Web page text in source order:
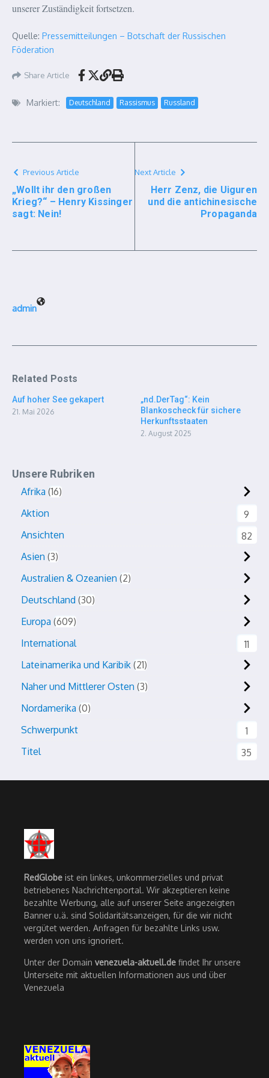
unserer Zuständigkeit fortsetzen.
Quelle: Pressemitteilungen – Botschaft der Russischen
Föderation
Share Article
Markiert: Deutschland Rassismus Russland
Previous Article
„Wollt ihr den großen
Krieg?“ – Henry Kissinger
sagt: Nein!
Next Article
Herr Zenz, die Uiguren
und die antichinesische
Propaganda
admin
Related Posts
Auf hoher See gekapert
21. Mai 2026
„nd.DerTag“: Kein
Blankoscheck für sichere
Herkunftsstaaten
2. August 2025
Unsere Rubriken
Afrika 16
Aktion
9
Ansichten
82
Asien 3
Australien & Ozeanien 2
Deutschland 30
Europa 609
International
11
Lateinamerika und Karibik 21
Naher und Mittlerer Osten 3
Nordamerika 0
Schwerpunkt
1
Titel
35
RedGlobe ist ein linkes, unkommerzielles und privat
betriebenes Nachrichtenportal. Wir akzeptieren keine
bezahlte Werbung, alle auf unserer Seite angezeigten
Banner u.ä. sind Solidaritätsanzeigen, für die wir nicht
vergütet werden. Anfragen für bezahlte Links usw.
werden von uns ignoriert.
Unter der Domain venezuela-aktuell.de findet Ihr unsere
Unterseite mit aktuellen Informationen aus und über
Venezuela